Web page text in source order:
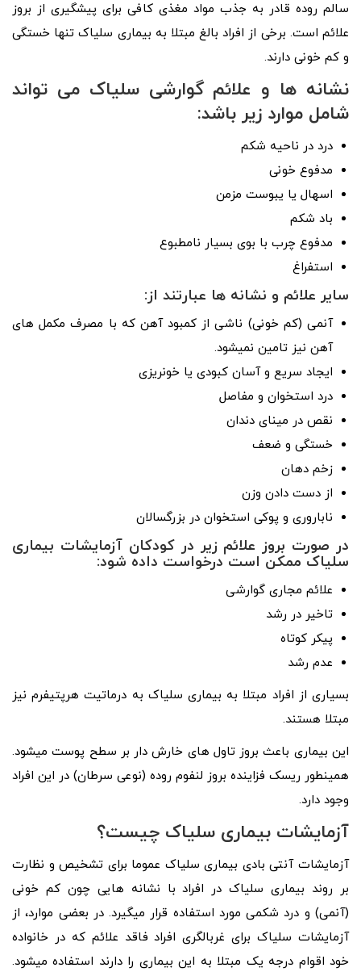
سالم روده قادر به جذب مواد مغذی کافی برای پیشگیری از بروز
علائم است. برخی از افراد بالغ مبتلا به بیماری سلیاک تنها خستگی
و کم خونی دارند.
نشانه‌ ها و علائم گوارشی سلیاک می‌ تواند
شامل موارد زیر باشد:
درد در ناحیه شکم
مدفوع خونی
اسهال یا یبوست مزمن
باد شکم
مدفوع چرب با بوی بسیار نامطبوع
استفراغ
سایر علائم و نشانه‌ ها عبارتند از:
آنمی (کم خونی) ناشی از کمبود آهن که با مصرف مکمل‌ های
آهن نیز تامین نمیشود.
ایجاد سریع و آسان کبودی یا خونریزی
درد استخوان و مفاصل
نقص در مینای دندان
خستگی و ضعف
زخم دهان
از دست دادن وزن
ناباروری و پوکی استخوان در بزرگسالان
در صورت بروز علائم زیر در کودکان آزمایشات بیماری
سلیاک ممکن است درخواست داده شود:
علائم مجاری گوارشی
تاخیر در رشد
پیکر کوتاه
عدم رشد
بسیاری از افراد مبتلا به بیماری سلیاک به درماتيت هرپتيفرم نیز
مبتلا هستند.
این بیماری باعث بروز تاول‌ های خارش‌ دار بر سطح پوست میشود.
همینطور ریسک فزاینده بروز لنفوم روده (نوعی سرطان) در این افراد
وجود دارد.
آزمایشات بیماری سلیاک چیست؟
آزمایشات آنتی‌ بادی بیماری سلیاک عموما برای تشخیص و نظارت
بر روند بیماری سلیاک در افراد با نشانه‌ هایی چون کم خونی
(آنمی) و درد شکمی مورد استفاده قرار میگیرد. در بعضی موارد، از
آزمایشات سلیاک برای غربالگری افراد فاقد علائم که در خانواده
خود اقوام درجه یک مبتلا به این بیماری را دارند استفاده میشود.